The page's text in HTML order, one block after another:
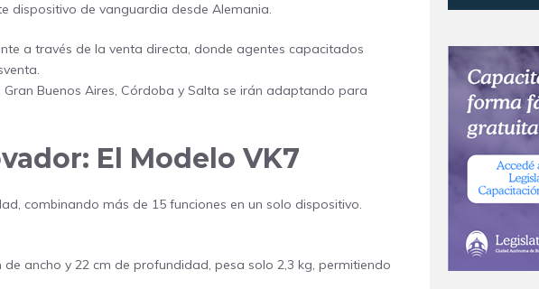
dispositivo de vanguardia desde Alemania.
a través de la venta directa, donde agentes capacitados
Gran Buenos Aires, Córdoba y Salta se irán adaptando para
El Modelo VK7
combinando más de 15 funciones en un solo dispositivo.
de ancho y 22 cm de profundidad, pesa solo 2,3 kg, permitiendo